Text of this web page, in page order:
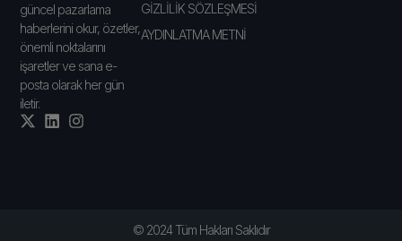
güncel pazarlama
haberlerini okur, özetler,
önemli noktalarını
işaretler ve sana e-
posta olarak her gün
iletir.
GİZLİLİK SÖZLEŞMESİ
AYDINLATMA METNİ
© 2024 Tüm Hakları Saklıdır